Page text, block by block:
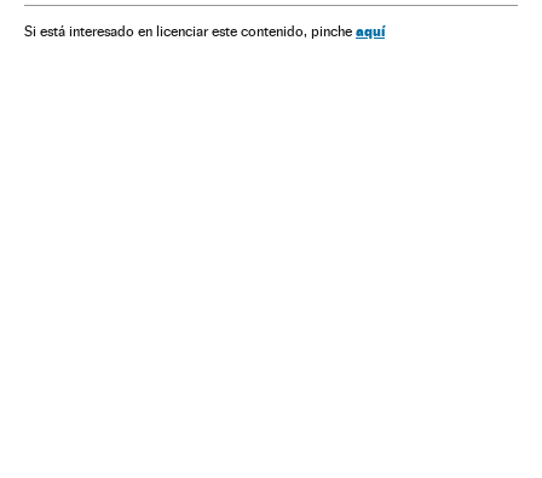
América Administração pública Política Wilson Witzel
Si está interesado en licenciar este contenido, pinche aquí